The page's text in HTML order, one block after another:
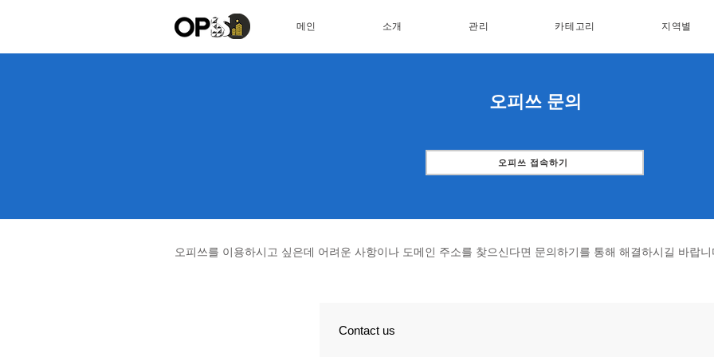
메인 소개 관리 카테고리 지역별
오피쓰 문의
오피쓰 접속하기
오피쓰를 이용하시고 싶은데 어려운 사항이나 도메인 주소를 찾으신다면 문의하기를 통해 해결하시길 바랍니
Contact us